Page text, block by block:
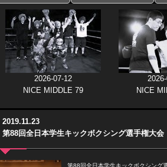
全興行を表示
ナイスミドル
アマチュアキック
協議会
全日本学生キック
建武館キッズ大会
Bigbang
おやじファイト 当サイトについて
はじめての方へ
2026-07-12
NICE MIDDLE 79
NICE
2019.11.23
第88回全日本学生キックボクシング選手権大会
第88回全日本学生キックボクシング